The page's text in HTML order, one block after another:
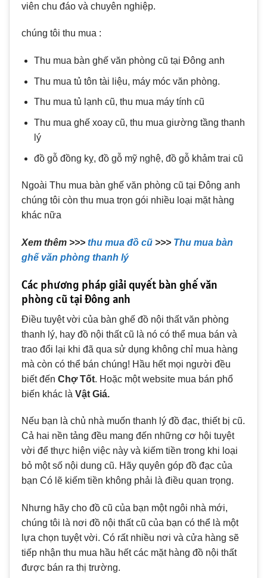
viên chu đáo và chuyên nghiệp.
chúng tôi thu mua :
Thu mua bàn ghế văn phòng cũ tại Đông anh
Thu mua tủ tôn tài liệu, máy móc văn phòng.
Thu mua tủ lạnh cũ, thu mua máy tính cũ
Thu mua ghế xoay cũ, thu mua giường tầng thanh
lý
đồ gỗ đồng kỵ, đồ gỗ mỹ nghệ, đồ gỗ khảm trai cũ
Ngoài Thu mua bàn ghế văn phòng cũ tại Đông anh
chúng tôi còn thu mua trọn gói nhiều loại mặt hàng
khác nữa
Xem thêm >>> thu mua đồ cũ >>> Thu mua bàn
ghế văn phòng thanh lý
Các phương pháp giải quyết bàn ghế văn
phòng cũ tại Đông anh
Điều tuyệt vời của bàn ghế đồ nội thất văn phòng
thanh lý, hay đồ nội thất cũ là nó có thể mua bán và
trao đổi lại khi đã qua sử dụng không chỉ mua hàng
mà còn có thể bán chúng! Hầu hết mọi người đều
biết đến Chợ Tốt. Hoặc một website mua bán phổ
biến khác là Vật Giá.
Nếu bạn là chủ nhà muốn thanh lý đồ đạc, thiết bị cũ.
Cả hai nền tảng đều mang đến những cơ hội tuyệt
vời để thực hiện việc này và kiếm tiền trong khi loại
bỏ một số nội dung cũ. Hãy quyên góp đồ đạc của
bạn Có lẽ kiếm tiền không phải là điều quan trọng.
Nhưng hãy cho đồ cũ của bạn một ngôi nhà mới,
chúng tôi là nơi đồ nội thất cũ của bạn có thể là một
lựa chọn tuyệt vời. Có rất nhiều nơi và cửa hàng sẽ
tiếp nhận thu mua hầu hết các mặt hàng đồ nội thất
được bán ra thị trường.